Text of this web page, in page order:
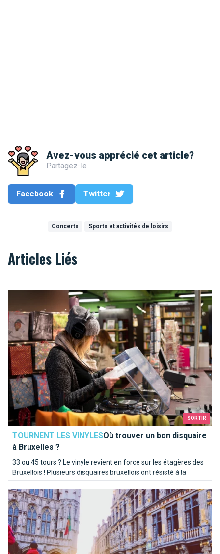
Avez-vous apprécié cet article?
Partagez-le
Facebook Twitter
Concerts Sports et activités de loisirs
Articles Liés
SORTIR
TOURNENT LES VINYLESOù trouver un bon disquaire
à Bruxelles ?
33 ou 45 tours ? Le vinyle revient en force sur les étagères des
Bruxellois ! Plusieurs disquaires bruxellois ont résisté à la
concurrence et des petits nouveaux tentent également
l'aventure de la galette noire.
Où trouver un bon disquaire à Bruxelles ?
Les 10 raisons qui rendent Bruxelles meilleure...